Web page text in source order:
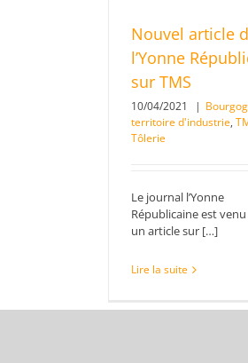
Nouvel article
l’Yonne
sur TMS
10/04/2021 |
territoire d'industrie,
Tôlerie
Le journal l’Yonne
Républicaine est
un article sur […]
Lire la suite